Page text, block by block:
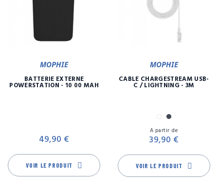
MOPHIE
BATTERIE EXTERNE
POWERSTATION - 10 00 MAH
49,90 €
VOIR LE PRODUIT
MOPHIE
CÂBLE CHARGESTREAM USB-
C / LIGHTNING - 3M
BlancNoir
A partir de
39,90 €
VOIR LE PRODUIT